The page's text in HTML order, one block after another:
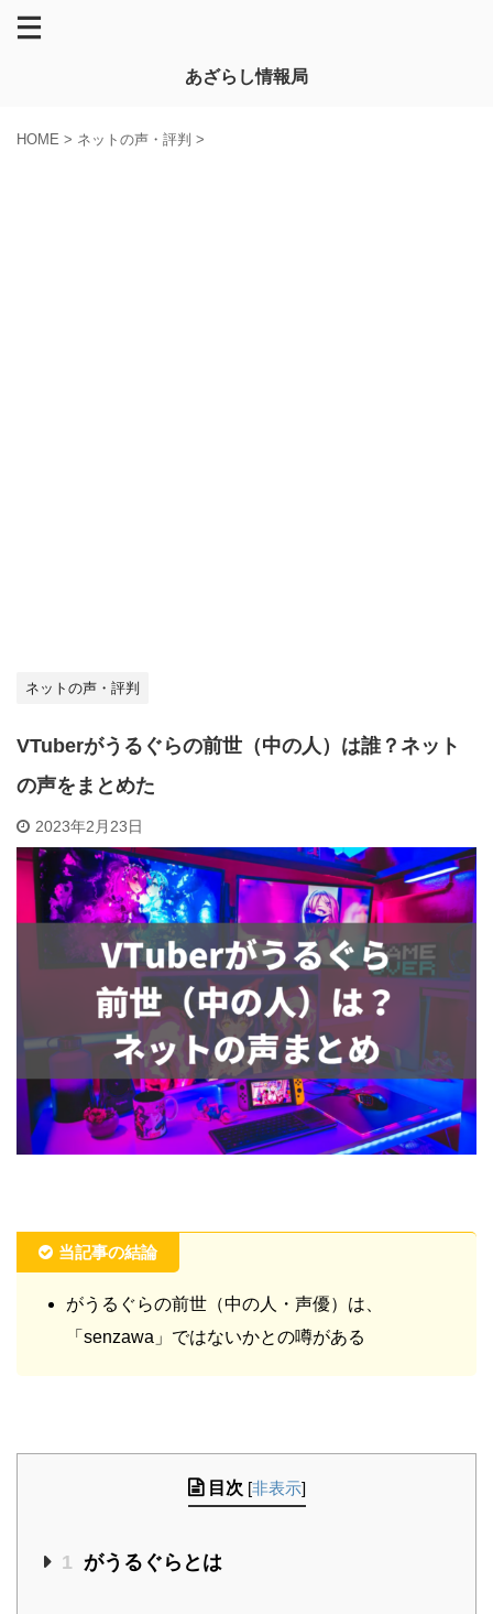
あざらし情報局
HOME > ネットの声・評判 >
ネットの声・評判
VTuberがうるぐらの前世（中の人）は誰？ネット
の声をまとめた
2023年2月23日
当記事の結論
がうるぐらの前世（中の人・声優）は、
「senzawa」ではないかとの噂がある
目次 [非表示]
1 がうるぐらとは